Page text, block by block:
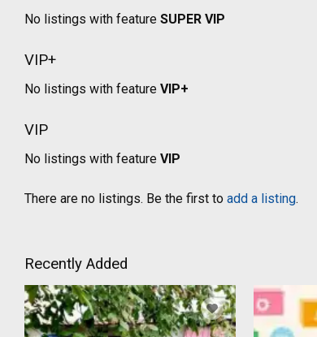
No listings with feature SUPER VIP
VIP+
No listings with feature VIP+
VIP
No listings with feature VIP
There are no listings. Be the first to add a listing.
Recently Added